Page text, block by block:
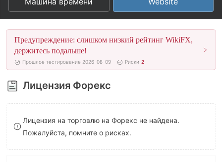
4
5
6
7
8
9
2
3
4
5
6
7
8
9
4
5
6
7
8
9
Предупреждение: слишком низкий рейтинг WikiFX,
держитесь подальше!
Прошлое тестирование 2026-08-09 Риски 2
Лицензия Форекс
Лицензия на торговлю на Форекс не найдена.
Пожалуйста, помните о рисках.